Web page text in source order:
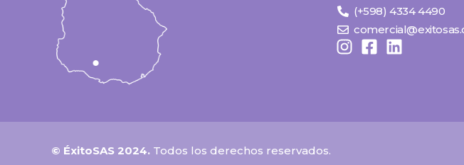
(+598) 4334 4490
© ÉxitoSAS 2024. Todos los derechos reservados.